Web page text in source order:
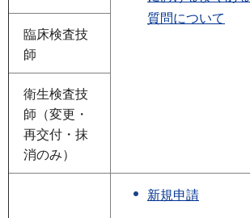
質問について
臨床検査技
師
衛生検査技
師（変更・
再交付・抹
消のみ）
新規申請